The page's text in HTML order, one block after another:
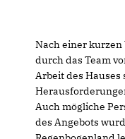
Nach einer
durch das Team
Arbeit des Hauses
Auch mögliche
des Angebots